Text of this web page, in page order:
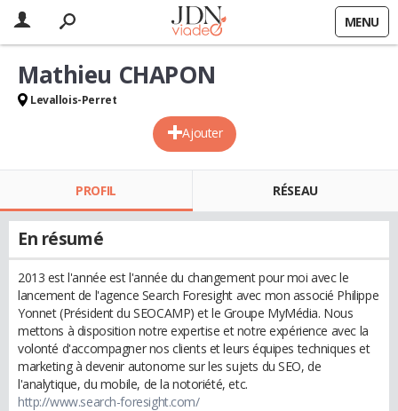
MENU
Ajouter
Mathieu CHAPON
Levallois-Perret
PROFIL RÉSEAU
En résumé
2013 est l'année est l'année du changement pour moi avec le
lancement de l'agence Search Foresight avec mon associé Philippe
Yonnet (Président du SEOCAMP) et le Groupe MyMédia. Nous
mettons à disposition notre expertise et notre expérience avec la
volonté d'accompagner nos clients et leurs équipes techniques et
marketing à devenir autonome sur les sujets du SEO, de
l'analytique, du mobile, de la notoriété, etc.
http://www.search-foresight.com/